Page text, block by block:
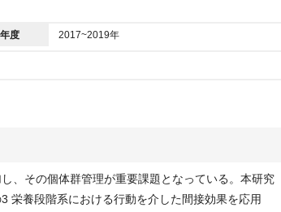
度 2017~2019年
、その個体群管理が重要課題となっている。本研究
栄養段階系における行動を介した間接効果を応用